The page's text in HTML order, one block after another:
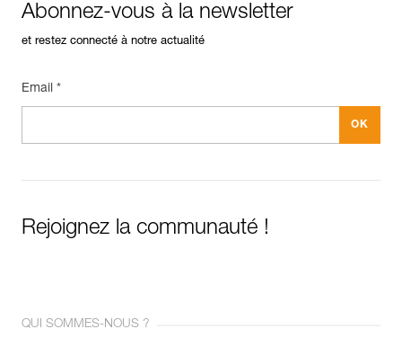
Abonnez-vous à la newsletter
et restez connecté à notre actualité
Email *
Rejoignez la communauté !
QUI SOMMES-NOUS ?